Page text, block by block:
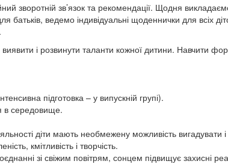
зворотній зв’язок та рекомендації. Щодня
ведемо індивідуальні щоденнички для всіх
і розвинути таланти кожної дитини. Навчити
підготовка – у випускній групі).
в середовище.
діти мають необмежену можливість вигадувати і
кмітливість і творчість.
зі свіжим повітрям, сонцем підвищує захисні